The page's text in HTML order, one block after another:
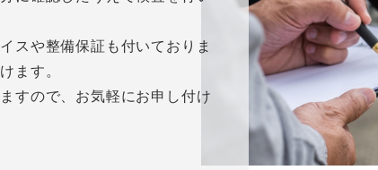
スや整備保証も付いておりま
ます。
すので、お気軽にお申し付け